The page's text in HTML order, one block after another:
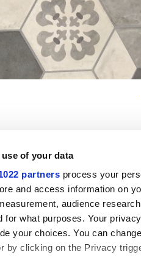
of your data
partners process your
and access information on
audience
for what purposes. Your
your choices. You can
by clicking on the Privacy
Моя